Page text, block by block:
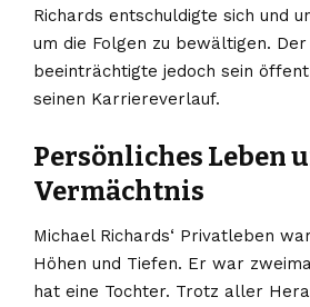
Richards entschuldigte sich und
um die Folgen zu bewältigen.
beeinträchtigte jedoch sein
seinen Karriereverlauf.
Persönliches Leben
Vermächtnis
Michael Richards‘ Privatleben
Höhen und Tiefen. Er war
hat eine Tochter. Trotz aller